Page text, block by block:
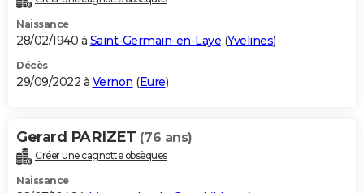
Naissance
28/02/1940 à Saint-Germain-en-Laye (Yvelines)
Décès
29/09/2022 à Vernon (Eure)
Gerard PARIZET (76 ans)
Créer une cagnotte obsèques
Naissance